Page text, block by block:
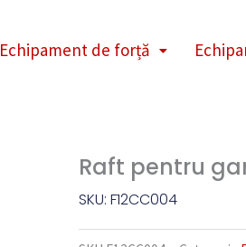
Echipament de forță
Raft pentru
SKU: F12CC004